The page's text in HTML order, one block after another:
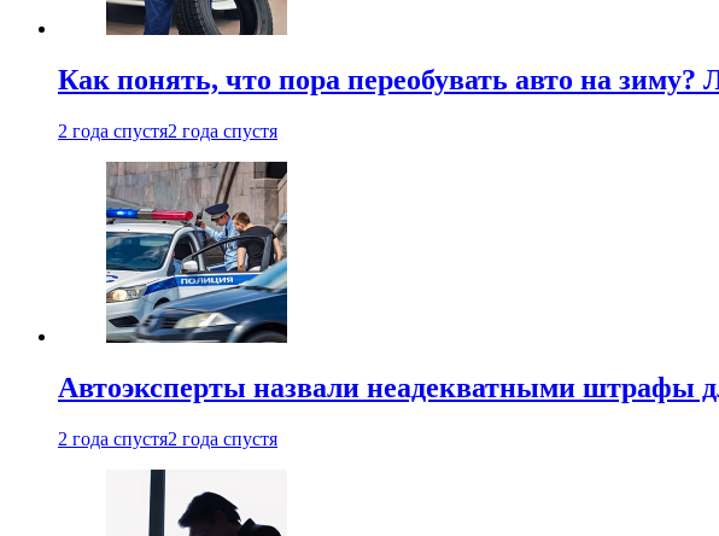
Как понять, что пора переобувать авто на
2 года спустя2 года спустя
Автоэксперты назвали неадекватными штрафы
2 года спустя2 года спустя